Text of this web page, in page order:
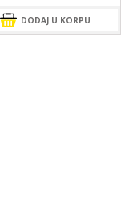
DODAJ U KORPU